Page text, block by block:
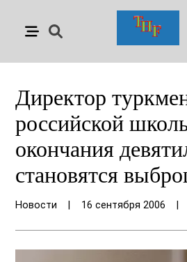
Директор
российской
окончания
становятся
Новости 16 сентября 2006